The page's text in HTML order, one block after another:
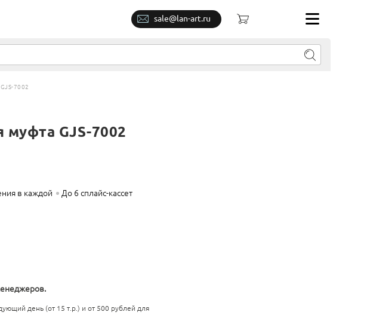
sale@lan-art.ru
7002
муфта GJS-7002
в каждой
До 6 сплайс-кассет
день (от 15 т.р.) и от 500 рублей для